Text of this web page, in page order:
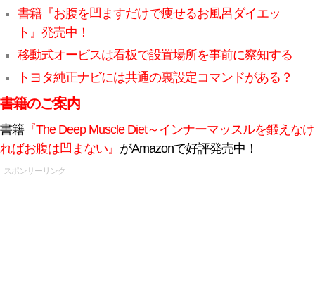
書籍『お腹を凹ますだけで痩せるお風呂ダイエッ
ト』発売中！
移動式オービスは看板で設置場所を事前に察知する
トヨタ純正ナビには共通の裏設定コマンドがある？
書籍のご案内
書籍『The Deep Muscle Diet～インナーマッスルを鍛えなけ
ればお腹は凹まない』 がAmazonで好評発売中！
スポンサーリンク